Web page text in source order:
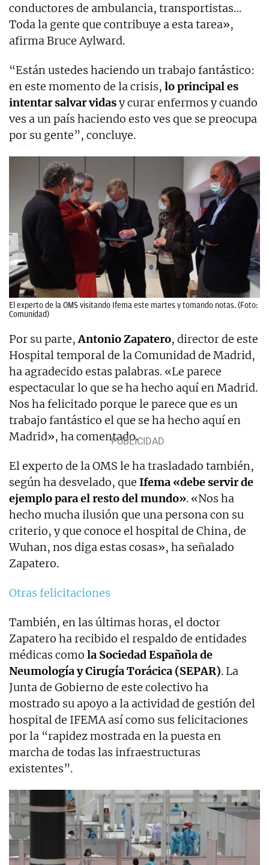
conductores de ambulancia, transportistas…
Toda la gente que contribuye a esta tarea»,
afirma Bruce Aylward.
“Están ustedes haciendo un trabajo fantástico:
en este momento de la crisis, lo principal es
intentar salvar vidasy curar enfermos y cuando
ves a un país haciendo esto ves que se preocupa
por su gente”, concluye.
El experto de la OMS visitando Ifema este martes y tomando notas. (Foto:
Comunidad)
Por su parte,Antonio Zapatero, director de este
Hospital temporal de la Comunidad de Madrid,
ha agradecido estas palabras. «Le parece
espectacular lo que se ha hecho aquí en Madrid.
Nos ha felicitado porque le parece que es un
trabajo fantástico el que se ha hecho aquí en
Madrid», ha comentado.
El experto de la OMS le ha trasladado también,
según ha desvelado, que Ifema «debe servir de
ejemplo para el resto del mundo». «Nos ha
hecho mucha ilusión que una persona con su
criterio, y que conoce el hospital de China, de
Wuhan, nos diga estas cosas», ha señalado
Zapatero.
Otras felicitaciones
También, en las últimas horas, el doctor
Zapatero ha recibido el respaldo de entidades
médicas como la Sociedad Española de
Neumología y Cirugía Torácica (SEPAR). La
Junta de Gobierno de este colectivo ha
mostrado su apoyo a la actividad de gestión del
hospital de IFEMA así como sus felicitaciones
por la “rapidez mostrada en la puesta en
marcha de todas las infraestructuras
existentes”.